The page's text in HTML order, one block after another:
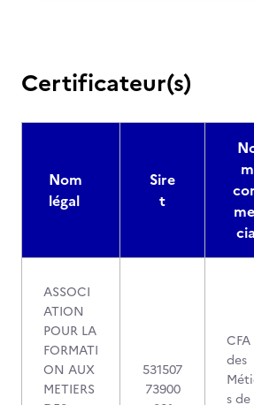
Certificateur(s)
Nom
légal
Sire
t
m
ASSOCI
ATION
POUR LA
FORMATI
ON AUX
METIERS
531507
73900
CFA
des
s de